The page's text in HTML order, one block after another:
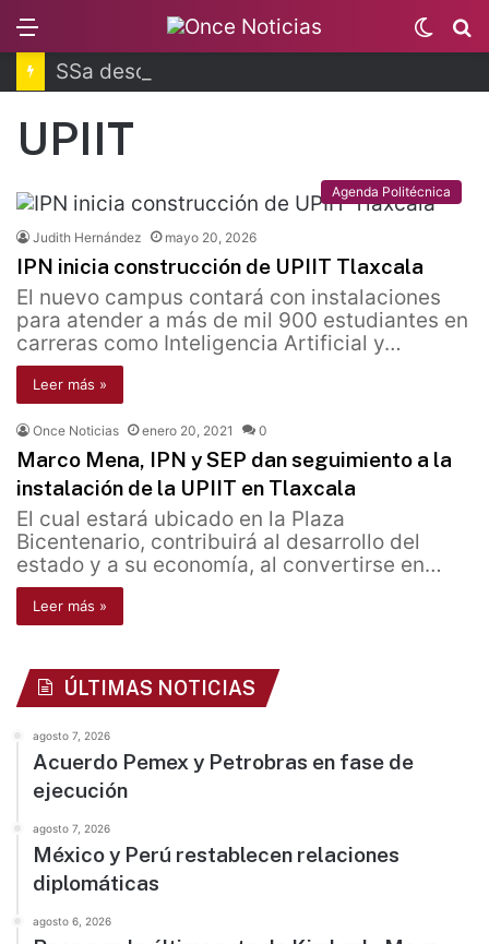
Switch
skin
UPIIT
Agenda Politécnica
Judith Hernández mayo 20, 2026
IPN inicia construcción de UPIIT Tlaxcala
El nuevo campus contará con instalaciones
para atender a más de mil 900 estudiantes en
carreras como Inteligencia Artificial y…
Leer más »
Once Noticias enero 20, 2021 0
Marco Mena, IPN y SEP dan seguimiento a la
instalación de la UPIIT en Tlaxcala
El cual estará ubicado en la Plaza
Bicentenario, contribuirá al desarrollo del
estado y a su economía, al convertirse en…
Leer más »
ÚLTIMAS NOTICIAS
agosto 7, 2026
Acuerdo Pemex y Petrobras en fase de
ejecución
agosto 7, 2026
México y Perú restablecen relaciones
diplomáticas
agosto 6, 2026